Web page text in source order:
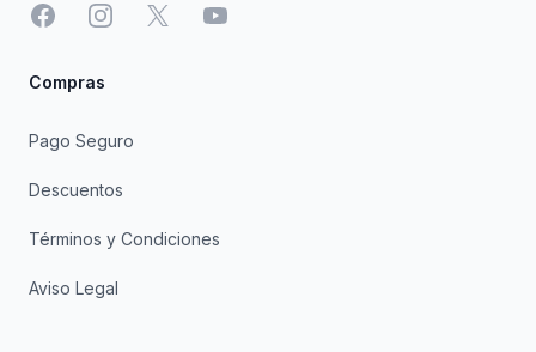
FacebookInstagram
X YouTube
Compras
Pago Seguro
Descuentos
Términos y Condiciones
Aviso Legal